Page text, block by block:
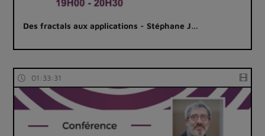
Des fractals aux applications - Stéphane J…
01:33:31